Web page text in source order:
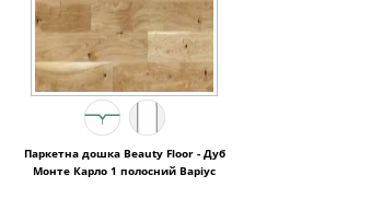
Паркетна дошка Beauty Floor - Дуб
Монте Карло 1 полосний Варіус